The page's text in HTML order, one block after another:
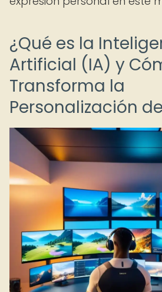
¿Qué es la
Artificial (IA) y
Transforma la
Personalización